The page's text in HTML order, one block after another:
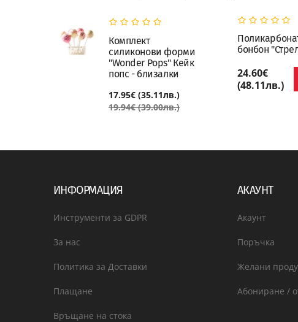
Комплект
силиконови форми
"Wonder Pops" Кейк
попс - близалки
17.95€ (35.11лв.)
19.94€ (39.00лв.)
Поликарбонатна форма
бонбон "Изкушение"
24.60€
бонбон
24.60€
(48.11лв.)
ИНФОРМАЦИЯ
Инструменти за GDPR
За нас
Политика за Доставки
Плащане
Връщане на стока
АКАУНТ
Акаунт
Поръчка
Желани
Абониране /